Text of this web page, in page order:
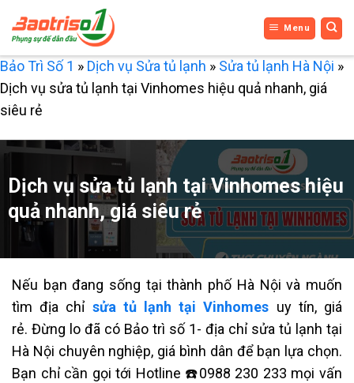
qua
nội
dung
Menu
Bảo Trì Số 1 » Dịch vụ Sửa tủ lạnh » Sửa tủ lạnh Hà Nội »
Dịch vụ sửa tủ lạnh tại Vinhomes hiệu quả nhanh, giá
siêu rẻ
Dịch vụ sửa tủ lạnh tại Vinhomes hiệu
quả nhanh, giá siêu rẻ
Nếu bạn đang sống tại thành phố Hà Nội và muốn
tìm địa chỉ sửa tủ lạnh tại Vinhomes uy tín, giá
rẻ. Đừng lo đã có Bảo trì số 1- địa chỉ sửa tủ lạnh tại
Hà Nội chuyên nghiệp, giá bình dân để bạn lựa chọn.
Bạn chỉ cần gọi tới Hotline ☎️0988 230 233 mọi vấn